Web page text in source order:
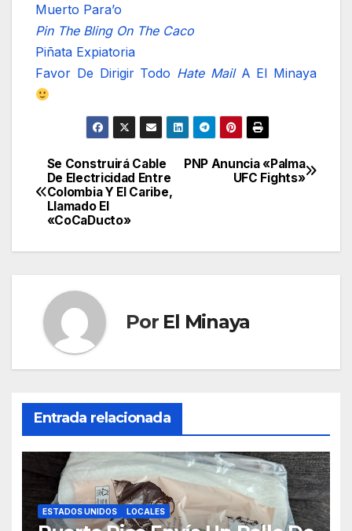
Muerto Para’o
Pin The Bling On The Caco
Piñata Expiatoria
Favor De Dirigir Todo Hate MailA El Minaya
Navegación
de
PNP Anuncia «Palma
UFC Fights»
Se Construirá Cable
De Electricidad Entre
Colombia Y El Caribe,
Llamado El
«CoCaDucto»
Por El Minaya
Entrada relacionada
ESTADOS UNIDOS LOCALES